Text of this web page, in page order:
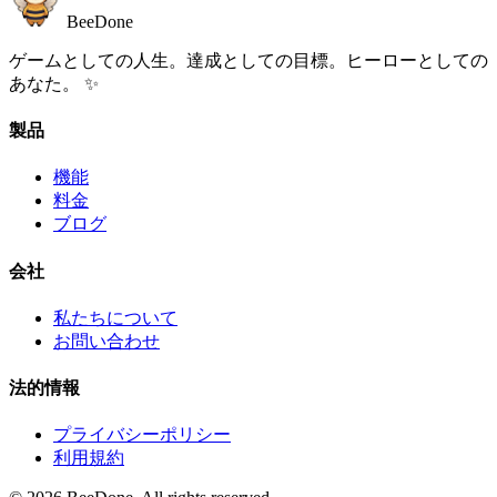
BeeDone
ゲームとしての人生。達成としての目標。ヒーローとしての
あなた。 ✨
製品
機能
料金
ブログ
会社
私たちについて
お問い合わせ
法的情報
プライバシーポリシー
利用規約